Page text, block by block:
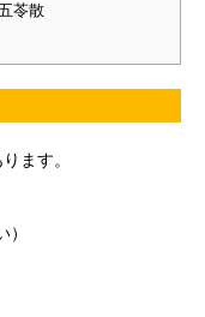
苓散
ます。